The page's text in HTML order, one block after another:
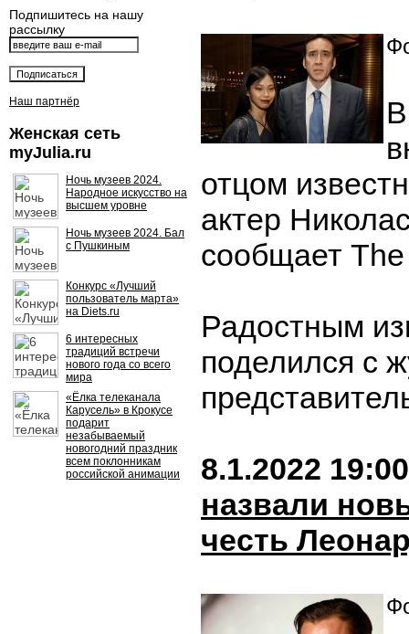
Подпишитесь на нашу
рассылку
Наш партнёр
Женская сеть
myJulia.ru
Ночь музеев 2024.
Народное искусство на
высшем уровне
Ночь музеев 2024. Бал
с Пушкиным
Конкурс «Лучший
пользователь марта»
на Diets.ru
6 интересных
традиций встречи
нового года со всего
мира
«Ёлка телеканала
Карусель» в Крокусе
подарит
незабываемый
новогодний праздник
всем поклонникам
российской анимации
отцом
актер
сообщает
Радостным
поделился с
8.1.2022 19:00
назвали
честь